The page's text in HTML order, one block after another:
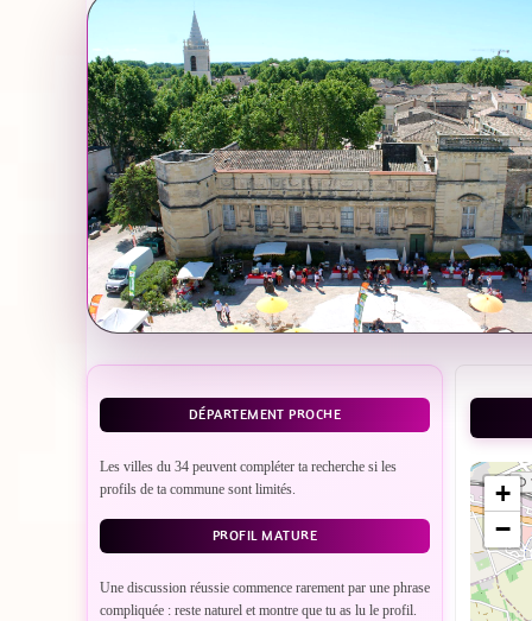
DÉPARTEMENT PROCHE
Les villes du 34 peuvent compléter ta recherche si les
profils de ta commune sont limités.
PROFIL MATURE
Une discussion réussie commence rarement par une phrase
compliquée : reste naturel et montre que tu as lu le profil.
+
−